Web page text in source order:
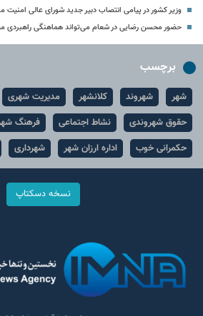
وزیر کشور در پیامی انتصاب دبیر جدید شورای‌ عالی امنیت
حضور محسن رضایی در شعام می‌تواند هماهنگی راهبردی
برچسب
شهر شهروند کلانشهر مدیریت شهری
حقوق شهروندی
نشاط اجتماعی فرهنگ
حکمرانی خوب
اداره ارزان شهر شهرداری
نسخه دسکتاپ